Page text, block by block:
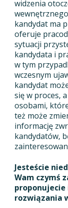
widzenia
kandydat ma
oferuje
sytuacji
kandydata i
w tym
wczesnym
kandydat
się w proces,
osobami,
też może
informację
kandydatów,
Jesteście
Wam czymś
rozwiązania